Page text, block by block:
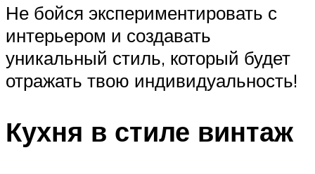
Не бойся экспериментировать с
интерьером и создавать
уникальный стиль, который будет
отражать твою индивидуальность!
Кухня в стиле винтаж